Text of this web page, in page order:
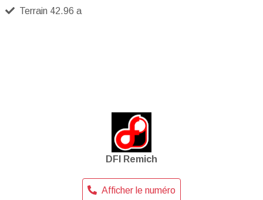
Terrain 42.96 a
DFI Remich
Afficher le numéro